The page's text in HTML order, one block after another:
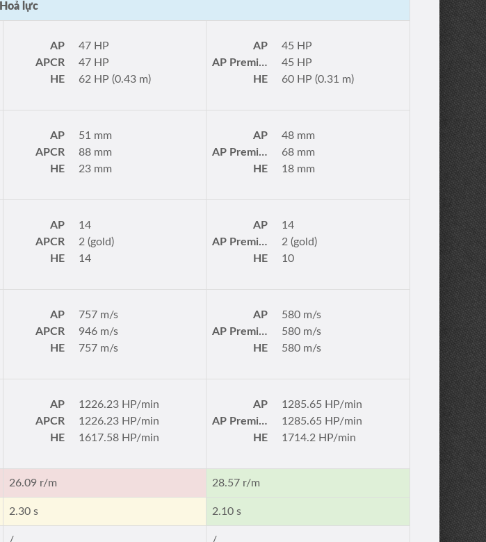
Hoả lực
AP
47 HP
APCR
47 HP
HE
62 HP (0.43 m)
AP
45 HP
AP Premium
45 HP
HE
60 HP (0.31 m)
AP
51 mm
APCR
88 mm
HE
23 mm
AP
48 mm
AP Premium
68 mm
HE
18 mm
AP
14
APCR
2 (gold)
HE
14
AP
14
AP Premium
2 (gold)
HE
10
AP
757 m/s
APCR
946 m/s
HE
757 m/s
AP
580 m/s
AP Premium
580 m/s
HE
580 m/s
AP
1226.23 HP/min
APCR
1226.23 HP/min
HE
1617.58 HP/min
AP
1285.65 HP/min
AP Premium
1285.65 HP/min
HE
1714.2 HP/min
26.09 r/m 28.57 r/m
2.30 s 2.10 s